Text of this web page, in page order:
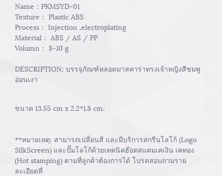
Name：PKMSYD-01
Texture： Plastic ABS
Process： Injection ,electroplating
Material： ABS / AS / PP
Volumn： 8-10 g
DESCRIPTION: บรรจุภัณฑ์หลอดมาสคาร่าทรงเจ้าหญิงสีชมพู
อ่อนเงา
ขนาด 13.55 cm x 2.2*1.8 cm.
**หมายเหตุ: สามารถเปลี่ยนสี และมีบริการสกรีนโลโก้ (Logo
SilkScreen) และปั๊มโลโก้ด้วยเทคนิคฮ๊อตสแตมเคเงิน เคทอง
(Hot stamping) ตามที่ลูกค้าต้องการได้ โปรดสอบถามราย
ละเอียดที่